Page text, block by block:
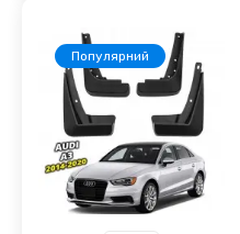
Популярний